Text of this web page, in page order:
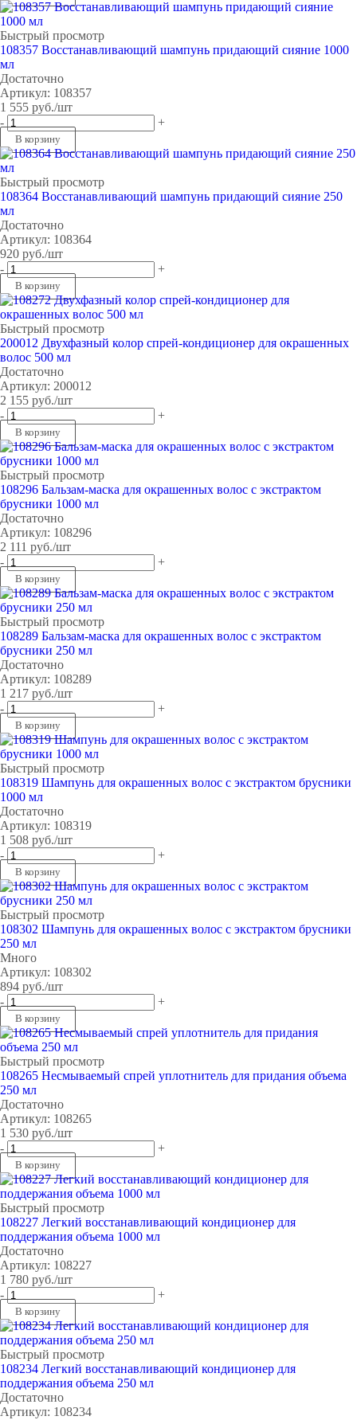
Быстрый просмотр
108357 Восстанавливающий шампунь придающий сияние 1000
мл
Достаточно
Артикул: 108357
1 555 руб./шт
-
+
В корзину
Быстрый просмотр
108364 Восстанавливающий шампунь придающий сияние 250
мл
Достаточно
Артикул: 108364
920 руб./шт
-
+
В корзину
Быстрый просмотр
200012 Двухфазный колор спрей-кондиционер для окрашенных
волос 500 мл
Достаточно
Артикул: 200012
2 155 руб./шт
-
+
В корзину
Быстрый просмотр
108296 Бальзам-маска для окрашенных волос с экстрактом
брусники 1000 мл
Достаточно
Артикул: 108296
2 111 руб./шт
-
+
В корзину
Быстрый просмотр
108289 Бальзам-маска для окрашенных волос с экстрактом
брусники 250 мл
Достаточно
Артикул: 108289
1 217 руб./шт
-
+
В корзину
Быстрый просмотр
108319 Шампунь для окрашенных волос с экстрактом брусники
1000 мл
Достаточно
Артикул: 108319
1 508 руб./шт
-
+
В корзину
Быстрый просмотр
108302 Шампунь для окрашенных волос с экстрактом брусники
250 мл
Много
Артикул: 108302
894 руб./шт
-
+
В корзину
Быстрый просмотр
108265 Несмываемый спрей уплотнитель для придания объема
250 мл
Достаточно
Артикул: 108265
1 530 руб./шт
-
+
В корзину
Быстрый просмотр
108227 Легкий восстанавливающий кондиционер для
поддержания объема 1000 мл
Достаточно
Артикул: 108227
1 780 руб./шт
-
+
В корзину
Быстрый просмотр
108234 Легкий восстанавливающий кондиционер для
поддержания объема 250 мл
Достаточно
Артикул: 108234